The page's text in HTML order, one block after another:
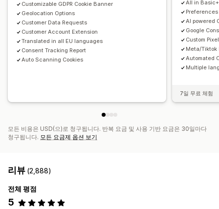
Customizable GDPR Cookie Banner
Geolocation Options
Customer Data Requests
Customer Account Extension
Translated in all EU languages
Consent Tracking Report
Auto Scanning Cookies
All in Basic+
AI powered
Google
Custom
Meta/Tiktok
Automated
Multiple
7일 무료 체험
모든 비용은 USD(으)로 청구됩니다. 반복 요금 및 사용 기반 요금은 30일마다
청구됩니다. 모든 요금제 옵션 보기
리뷰 (2,888)
전체 평점
5